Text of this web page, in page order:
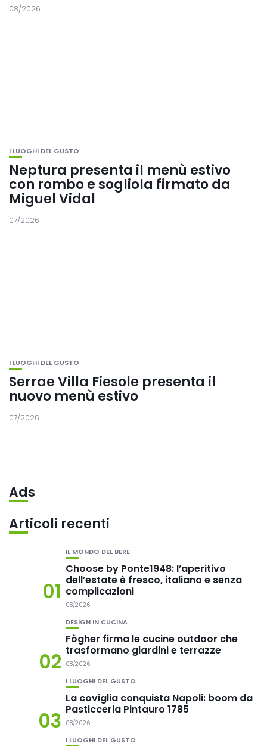
08/2026
I LUOGHI DEL GUSTO
Neptura presenta il menù estivo
con rombo e sogliola firmato da
Miguel Vidal
07/2026
I LUOGHI DEL GUSTO
Serrae Villa Fiesole presenta il
nuovo menù estivo
07/2026
Ads
Articoli recenti
01
IL MONDO DEL BERE
Choose by Ponte1948: l’aperitivo
dell’estate è fresco, italiano e senza
complicazioni
08/2026
02
DESIGN IN CUCINA
Fògher firma le cucine outdoor che
trasformano giardini e terrazze
08/2026
03
I LUOGHI DEL GUSTO
La coviglia conquista Napoli: boom da
Pasticceria Pintauro 1785
08/2026
I LUOGHI DEL GUSTO